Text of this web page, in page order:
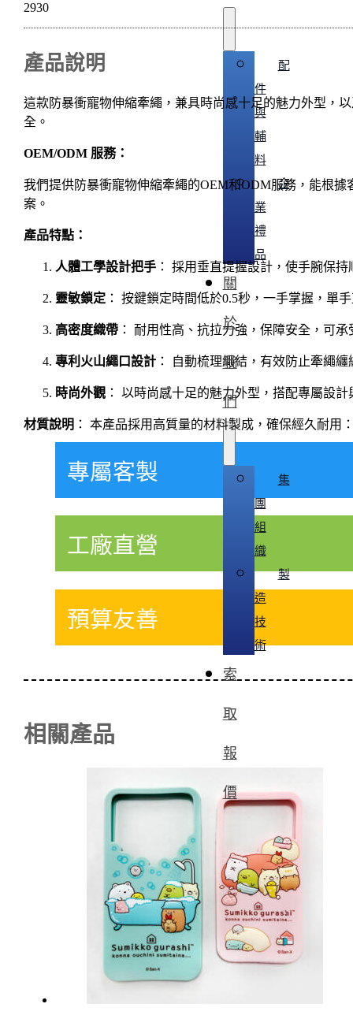
配
件
與
輔
料
企
業
禮
品
關
於
我
們
集
團
組
織
製
造
技
術
索
取
報
價
2930
產品說明
這款防暴衝寵物伸縮牽繩，兼具時尚感十足的魅力外型，
全。
OEM/ODM 服務：
我們提供防暴衝寵物伸縮牽繩的OEM和ODM服務，能根
案。
產品特點：
人體工學設計把手 ： 採用垂直提握設計，使手腕保
靈敏鎖定 ： 按鍵鎖定時間低於0.5秒，一手掌握，單
高密度織帶 ： 耐用性高、抗拉力強，保障安全，可
專利火山繩口設計 ： 自動梳理繩結，有效防止牽繩
時尚外觀 ： 以時尚感十足的魅力外型，搭配專屬設
材質說明 ： 本產品採用高質量的材料製成，確保經久耐
專屬客製
工廠直營
預算友善
相關產品